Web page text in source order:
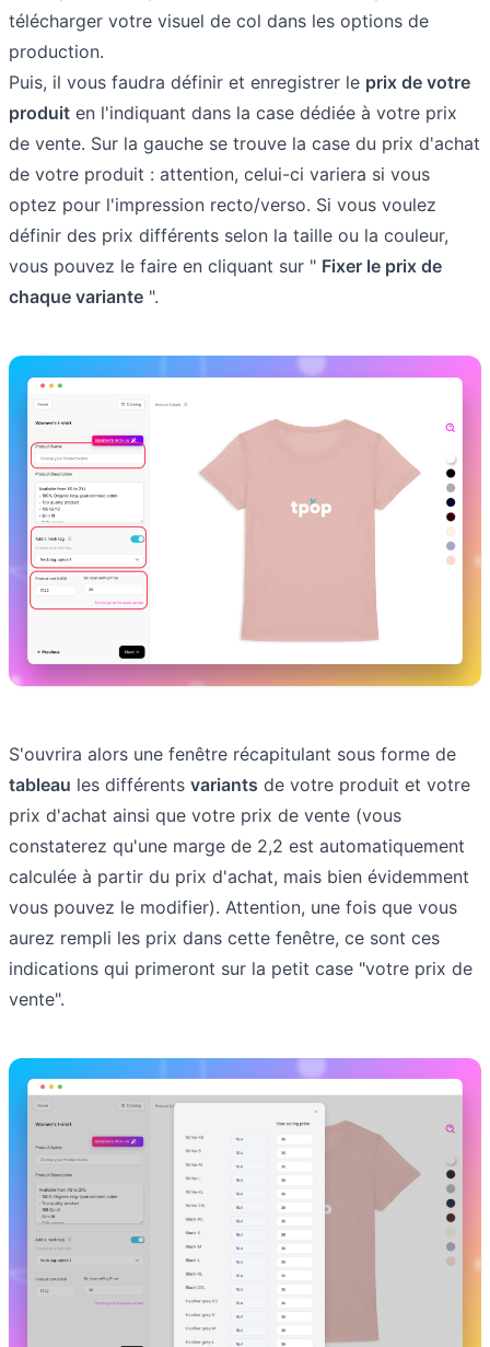
télécharger votre visuel de col dans les options de
production.
Puis, il vous faudra définir et enregistrer le prix de votre
produit en l'indiquant dans la case dédiée à votre prix
de vente. Sur la gauche se trouve la case du prix d'achat
de votre produit : attention, celui-ci variera si vous
optez pour l'impression recto/verso. Si vous voulez
définir des prix différents selon la taille ou la couleur,
vous pouvez le faire en cliquant sur " Fixer le prix de
chaque variante ".
S'ouvrira alors une fenêtre récapitulant sous forme de
tableau les différents variants de votre produit et votre
prix d'achat ainsi que votre prix de vente (vous
constaterez qu'une marge de 2,2 est automatiquement
calculée à partir du prix d'achat, mais bien évidemment
vous pouvez le modifier). Attention, une fois que vous
aurez rempli les prix dans cette fenêtre, ce sont ces
indications qui primeront sur la petit case "votre prix de
vente".